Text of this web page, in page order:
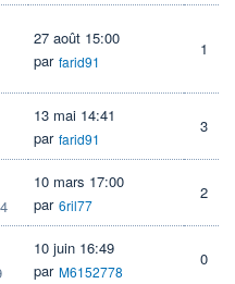
27 août 15:00
par farid91
1
13 mai 14:41
par farid91
3
10 mars 17:00
par 6ril77
2
10 juin 16:49
par M6152778
0